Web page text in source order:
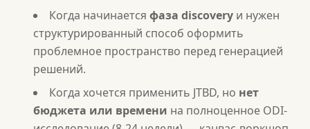
Когда начинается фаза discovery и нужен
структурированный способ оформить
проблемное пространство перед генерацией
решений.
Когда хочется применить JTBD, но нет
бюджета или времени на полноценное ODI-